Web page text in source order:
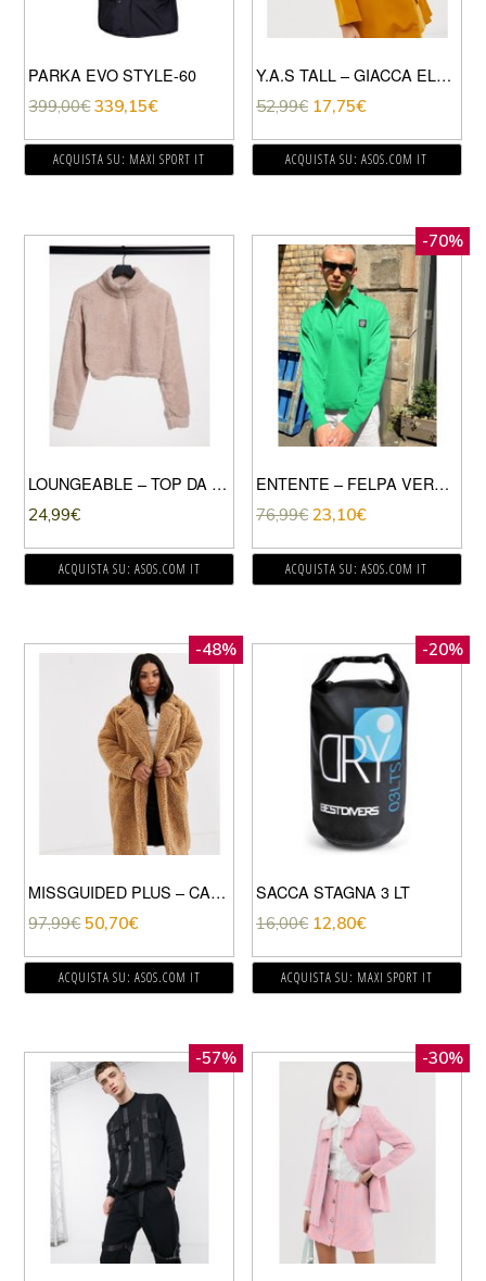
PARKA EVO STYLE-60
399,00€ 339,15€
ACQUISTA SU: MAXI SPORT IT
Y.A.S TALL – GIACCA ELEGANTE SENAPE CON ALLACCIATURA LATERALE-GIALLO
52,99€ 17,75€
ACQUISTA SU: ASOS.COM IT
LOUNGEABLE – TOP DA CASA CORTO IN PILE BORG CON ZIP CORTA SUL DAVANTI E COLLO A IMBUTO COLOR BISCOTTO-BEIGE
24,99€
ACQUISTA SU: ASOS.COM IT
-70%
ENTENTE – FELPA VERDE STILE POLO
76,99€ 23,10€
ACQUISTA SU: ASOS.COM IT
-48%
MISSGUIDED PLUS – CAPPOTTO LUNGO IN PILE BORG COLOR CUOIO
97,99€ 50,70€
ACQUISTA SU: ASOS.COM IT
-20%
SACCA STAGNA 3 LT
16,00€ 12,80€
ACQUISTA SU: MAXI SPORT IT
-57% -30%